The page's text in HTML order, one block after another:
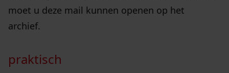
moet u deze mail kunnen openen op het
archief.
praktisch